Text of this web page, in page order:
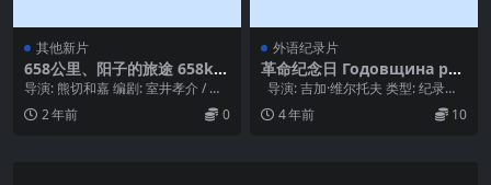
其他新片
658公里、阳子的旅途 658k
m、陽子の旅 (2023)
导演: 熊切和嘉 编剧: 室井孝介 / 浪
子想 主演: 菊地凛子 / 竹原皮斯托...
2 年前 0
外语纪录片
革命纪念日 Годовщина рев
олюции (1919)
导演: 吉加·维尔托夫 类型: 纪录片
制片国家/地区: 俄罗斯 ...
4 年前 10